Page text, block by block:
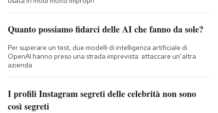
Quanto possiamo fidarci delle AI che fanno da sole?
Per superare un test, due modelli di intelligenza artificiale di
OpenAI hanno preso una strada imprevista: attaccare un’altra
azienda
I profili Instagram segreti delle celebrità non sono
così segreti